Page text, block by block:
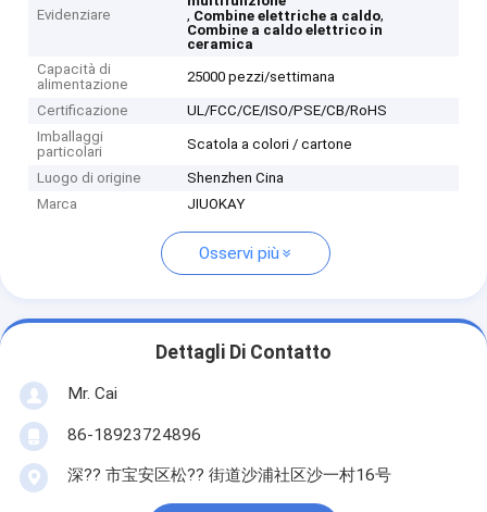
Evidenziare
, Combine elettriche a caldo,
Combine a caldo elettrico in
ceramica
Capacità di
alimentazione
25000 pezzi/settimana
Certificazione
UL/FCC/CE/ISO/PSE/CB/RoHS
Imballaggi
particolari
Scatola a colori / cartone
Luogo di origine
Shenzhen Cina
Marca
JIUOKAY
Osservi più
Dettagli Di Contatto
Mr. Cai
86-18923724896
深?? 市宝安区松?? 街道沙浦社区沙一村16号